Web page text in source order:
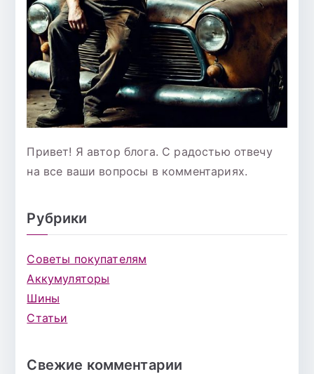
Привет! Я автор блога. С радостью отвечу
на все ваши вопросы в комментариях.
Рубрики
Советы покупателям
Аккумуляторы
Шины
Статьи
Свежие комментарии